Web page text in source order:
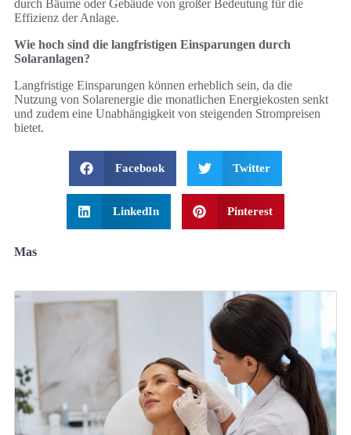
durch Bäume oder Gebäude von großer Bedeutung für die
Effizienz der Anlage.
Wie hoch sind die langfristigen Einsparungen durch
Solaranlagen?
Langfristige Einsparungen können erheblich sein, da die
Nutzung von Solarenergie die monatlichen Energiekosten senkt
und zudem eine Unabhängigkeit von steigenden Strompreisen
bietet.
Facebook Twitter
LinkedIn Pinterest
Mas